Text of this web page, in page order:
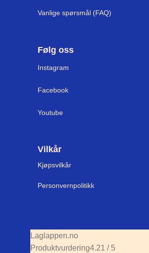
Vanlige spørsmål (FAQ)
Følg oss
Instagram
Facebook
Youtube
Vilkår
Kjøpsvilkår
Personvernpolitikk
Laglappen.no
Produktvurdering4.21 / 5